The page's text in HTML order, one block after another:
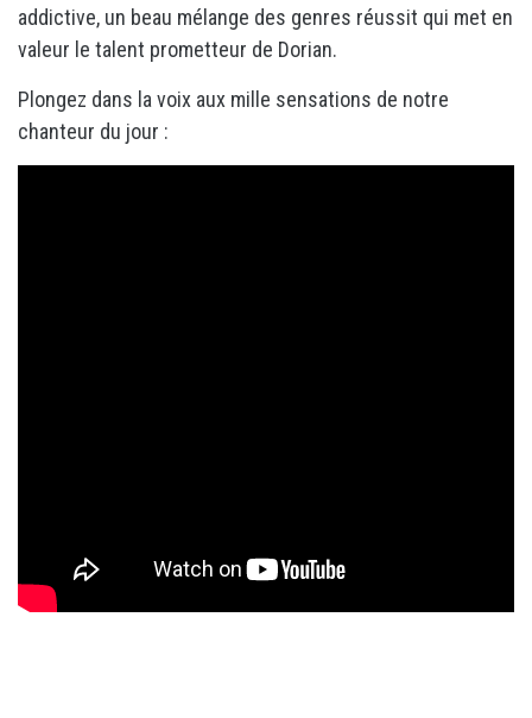
addictive, un beau mélange des genres réussit qui met en
valeur le talent prometteur de Dorian.
Plongez dans la voix aux mille sensations de notre
chanteur du jour :